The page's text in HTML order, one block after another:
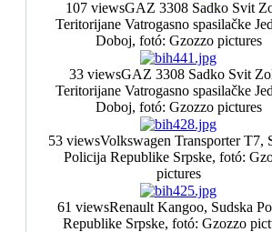
107 viewsGAZ 3308 Sadko Svit
Teritorijane Vatrogasno spasilačke
Doboj, fotó: Gzozzo pictures
33 viewsGAZ 3308 Sadko Svit
Teritorijane Vatrogasno spasilačke
Doboj, fotó: Gzozzo pictures
53 viewsVolkswagen Transporter T7,
Policija Republike Srpske, fotó:
pictures
61 viewsRenault Kangoo, Sudska
Republike Srpske, fotó: Gzozzo